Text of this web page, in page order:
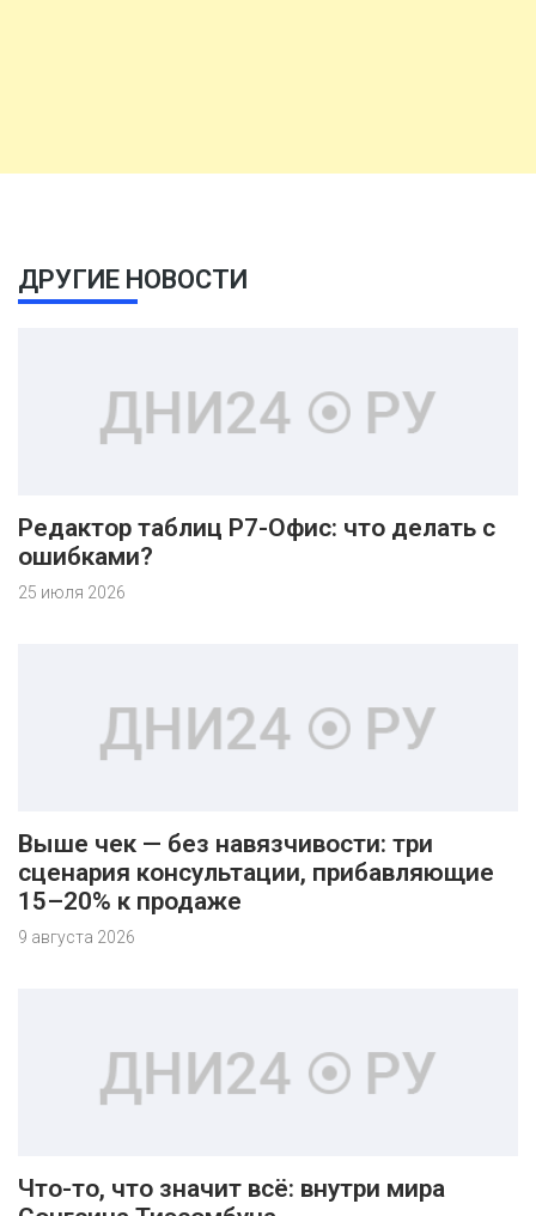
ДРУГИЕ НОВОСТИ
Редактор таблиц Р7-Офис: что делать с
ошибками?
25 июля 2026
Выше чек — без навязчивости: три
сценария консультации, прибавляющие
15–20% к продаже
9 августа 2026
Что-то, что значит всё: внутри мира